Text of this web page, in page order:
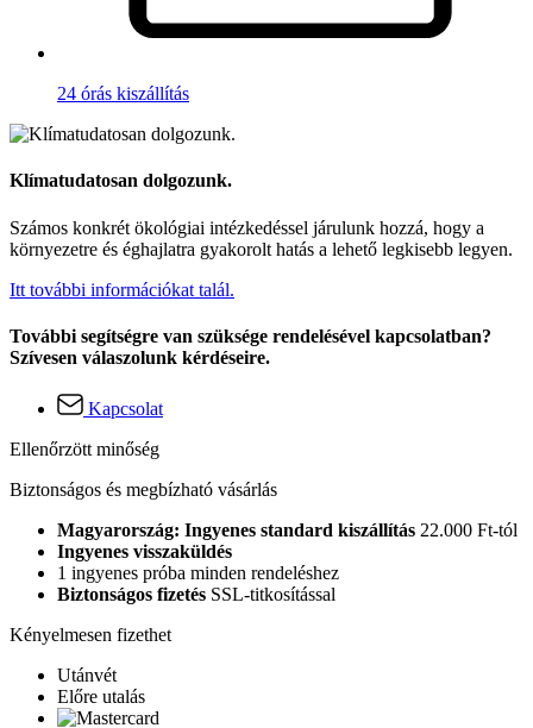
24 órás kiszállítás
Klímatudatosan dolgozunk.
Számos konkrét ökológiai intézkedéssel járulunk hozzá, hogy a
környezetre és éghajlatra gyakorolt hatás a lehető legkisebb legyen.
Itt további információkat talál.
További segítségre van szüksége rendelésével kapcsolatban?
Szívesen válaszolunk kérdéseire.
Kapcsolat
Ellenőrzött minőség
Biztonságos és megbízható vásárlás
Magyarország: Ingyenes standard kiszállítás 22.000 Ft-tól
Ingyenes visszaküldés
1 ingyenes próba minden rendeléshez
Biztonságos fizetés SSL-titkosítással
Kényelmesen fizethet
Utánvét
Előre utalás